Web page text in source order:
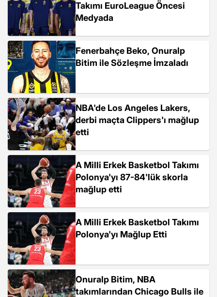
Takımı EuroLeague Öncesi
Medyada
Fenerbahçe Beko, Onuralp
Bitim ile Sözleşme İmzaladı
NBA'de Los Angeles Lakers,
derbi maçta Clippers'ı mağlup
etti
A Milli Erkek Basketbol Takımı
Polonya'yı 87-84'lük skorla
mağlup etti
A Milli Erkek Basketbol Takımı
Polonya'yı Mağlup Etti
Onuralp Bitim, NBA
takımlarından Chicago Bulls ile